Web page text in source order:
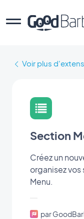
Voir plus
Section
Créez un
organisez
Menu.
par